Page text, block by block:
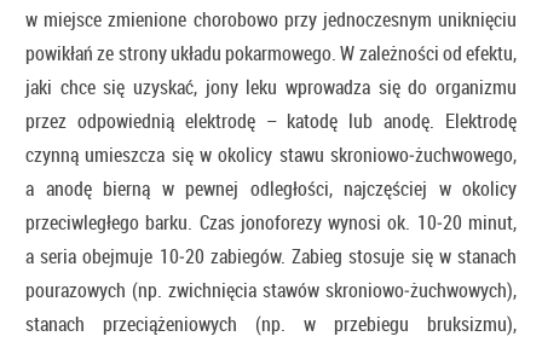
w miejsce zmienione chorobowo przy jednoczesnym uniknięciu
powikłań ze strony układu pokarmowego. W zależności od efektu,
jaki chce się uzyskać, jony leku wprowadza się do organizmu
przez odpowiednią elektrodę – katodę lub anodę. Elektrodę
czynną umieszcza się w okolicy stawu skroniowo­‍‑żuchwowego,
a anodę bierną w pewnej odległości, najczęściej w okolicy
przeciwległego barku. Czas jonoforezy wynosi ok. 10­‍‑20 minut,
a seria obejmuje 10­‍‑20 zabiegów. Zabieg stosuje się w stanach
pourazowych (np. zwichnięcia stawów skroniowo­‍‑żuchwowych),
stanach przeciążeniowych (np. w przebiegu bruksizmu),